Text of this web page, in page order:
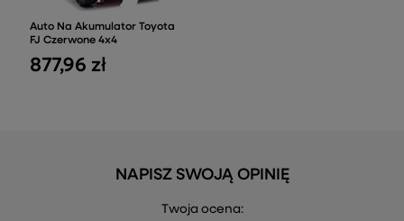
Auto Na Akumulator Toyota
FJ Czerwone 4x4
877,96 zł
NAPISZ SWOJĄ OPINIĘ
Twoja ocena: